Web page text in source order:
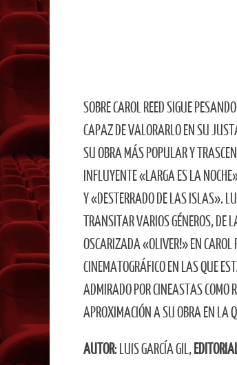
SOBRE CAROL REED SIGUE
CAPAZ DE VALORARLO EN SU
SU OBRA MÁS POPULAR Y
INFLUYENTE «LARGA ES LA
Y «DESTERRADO DE LAS ISLAS».
TRANSITAR VARIOS GÉNEROS,
OSCARIZADA «OLIVER!» EN CAROL
CINEMATOGRÁFICO EN LAS QUE
ADMIRADO POR CINEASTAS COMO
APROXIMACIÓN A SU OBRA EN LA
AUTOR: LUIS GARCÍA GIL,